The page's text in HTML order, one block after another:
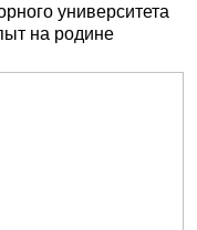
университета
на родине